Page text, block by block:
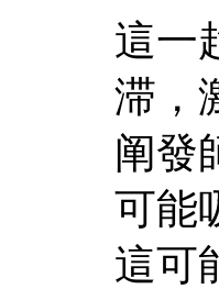
這一
滞，
阐發
可能
這可